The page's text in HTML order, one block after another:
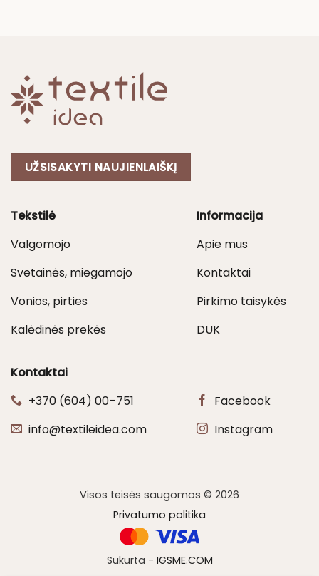
UŽSISAKYTI NAUJIENLAIŠKĮ
Tekstilė
Valgomojo
Svetainės, miegamojo
Vonios, pirties
Kalėdinės prekės
Informacija
Apie mus
Kontaktai
Pirkimo taisykės
DUK
Kontaktai
+370 (604) 00–751
info@textileidea.com
Facebook
Instagram
Visos teisės saugomos © 2026
Privatumo politika
Sukurta - IGSME.COM